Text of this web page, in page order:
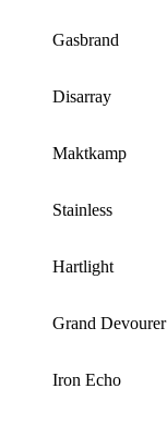
Gasbrand
Disarray
Maktkamp
Stainless
Hartlight
Grand Devourer
Iron Echo